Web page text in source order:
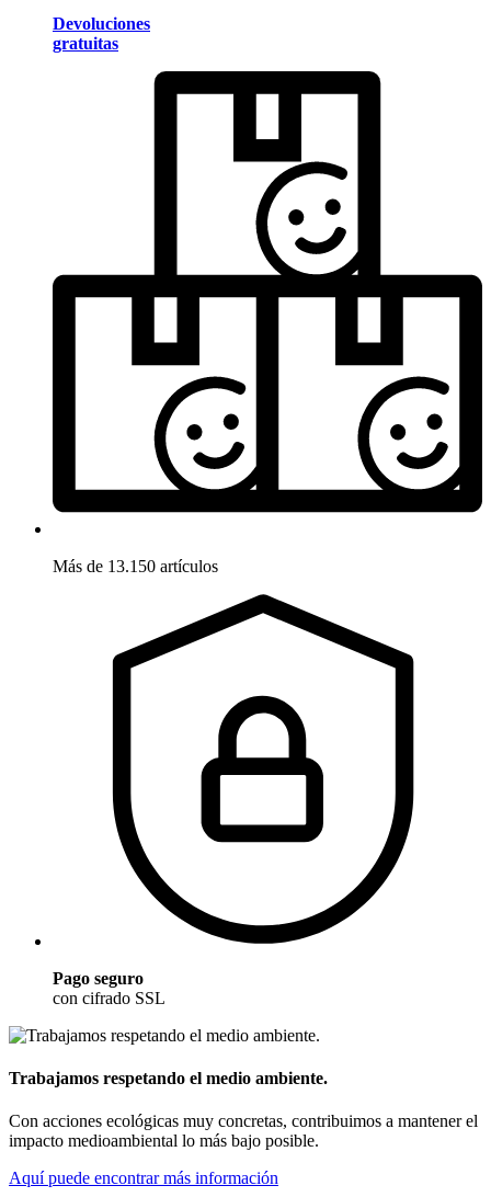
Devoluciones
gratuitas
Más de 13.150 artículos
Pago seguro
con cifrado SSL
Trabajamos respetando el medio ambiente.
Con acciones ecológicas muy concretas, contribuimos a mantener el
impacto medioambiental lo más bajo posible.
Aquí puede encontrar más información